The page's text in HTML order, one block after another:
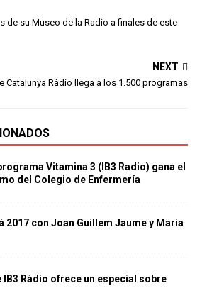
de su Museo de la Radio a finales de este
NEXT
Catalunya Ràdio llega a los 1.500 programas
Vitamina 3 (IB3 Radio) gana el
del Colegio de Enfermería
2017 con Joan Guillem Jaume y Maria
IB3 Ràdio ofrece un especial sobre